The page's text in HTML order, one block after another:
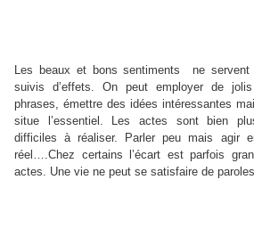
Les beaux et bons sentiments ne
suivis d’effets. On peut employer de
phrases, émettre des idées intéressantes
situe l’essentiel. Les actes sont bien
difficiles à réaliser. Parler peu mais agir
réel….Chez certains l’écart est parfois
actes. Une vie ne peut se satisfaire de